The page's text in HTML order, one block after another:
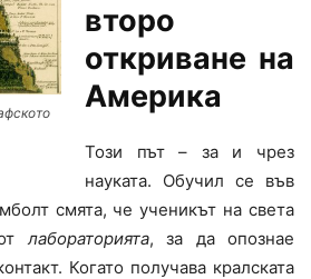
второ
откриване на
Америка
Този път – за и чрез
науката. Обучил се във
смята, че ученикът на света
отлабораторията, за да опознае
Когато получава кралската